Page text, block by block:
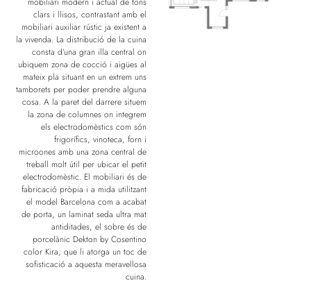
clars i llisos, contrastant amb el
mobiliari auxiliar rústic ja existent a
la vivenda. La distribució de la cuina
consta d’una gran illa central on
ubiquem zona de cocció i aigües al
mateix pla situant en un extrem uns
tamborets per poder prendre alguna
cosa. A la paret del darrere situem
la zona de columnes on integrem
els electrodomèstics com són
frigorífics, vinoteca, forn i
microones amb una zona central de
treball molt útil per ubicar el petit
electrodomèstic. El mobiliari és de
fabricació pròpia i a mida utilitzant
el model Barcelona com a acabat
de porta, un laminat seda ultra mat
antiditades, el sobre és de
porcelànic Dekton by Cosentino
color Kira, que li atorga un toc de
sofisticació a aquesta meravellosa
cuina.